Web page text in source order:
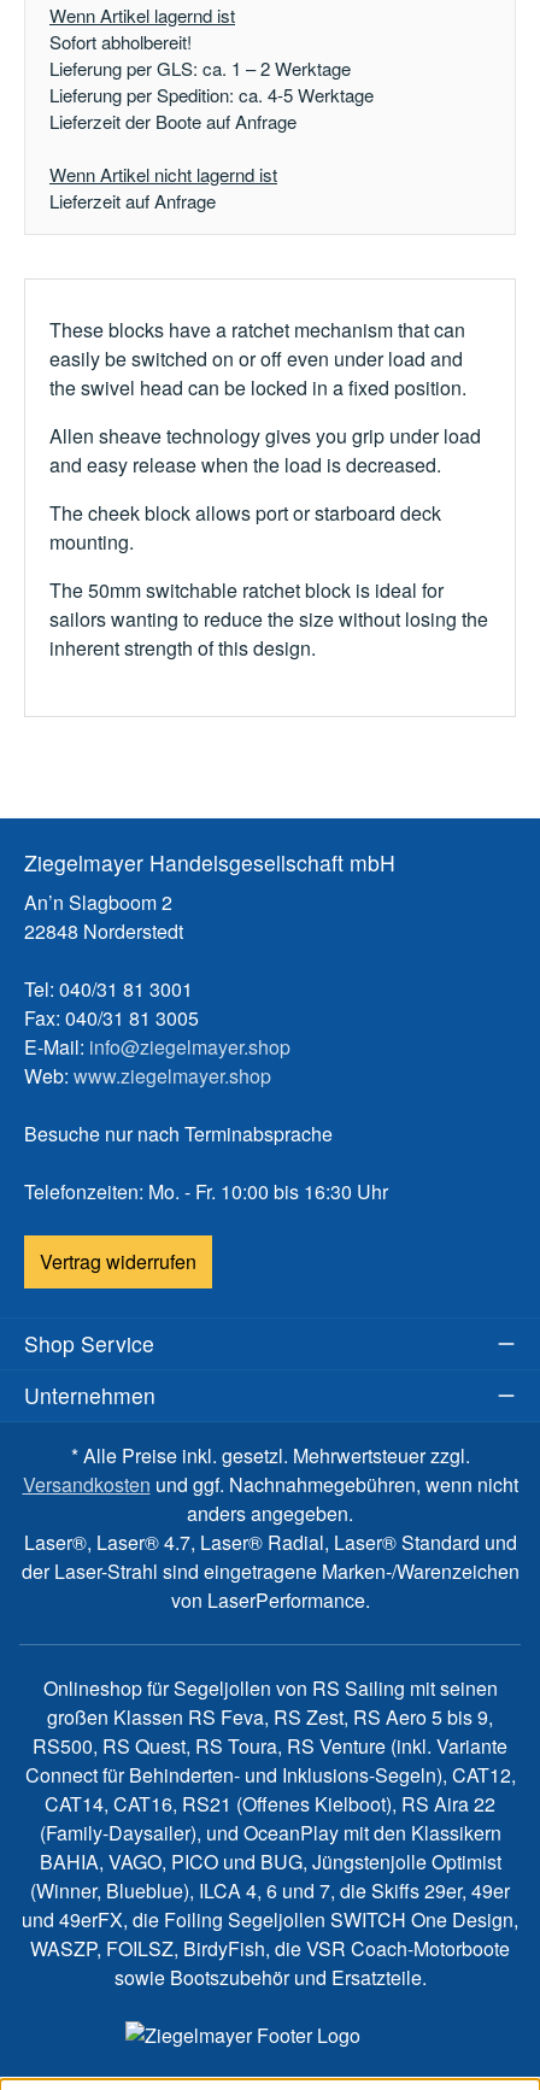
Wenn Artikel lagernd ist
Sofort abholbereit!
Lieferung per GLS: ca. 1 – 2 Werktage
Lieferung per Spedition: ca. 4-5 Werktage
Lieferzeit der Boote auf Anfrage
Wenn Artikel nicht lagernd ist
Lieferzeit auf Anfrage
These blocks have a ratchet mechanism that can
easily be switched on or off even under load and
the swivel head can be locked in a fixed position.
Allen sheave technology gives you grip under load
and easy release when the load is decreased.
The cheek block allows port or starboard deck
mounting.
The 50mm switchable ratchet block is ideal for
sailors wanting to reduce the size without losing the
inherent strength of this design.
Ziegelmayer Handelsgesellschaft mbH
An’n Slagboom 2
22848 Norderstedt
Tel: 040/31 81 3001
Fax: 040/31 81 3005
E-Mail: info@ziegelmayer.shop
Web: www.ziegelmayer.shop
Besuche nur nach Terminabsprache
Telefonzeiten: Mo. - Fr. 10:00 bis 16:30 Uhr
Vertrag widerrufen
Shop Service
Unternehmen
* Alle Preise inkl. gesetzl. Mehrwertsteuer zzgl.
Versandkosten und ggf. Nachnahmegebühren, wenn nicht
anders angegeben.
Laser®, Laser® 4.7, Laser® Radial, Laser® Standard und
der Laser-Strahl sind eingetragene Marken-/Warenzeichen
von LaserPerformance.
Onlineshop für Segeljollen von RS Sailing mit seinen
großen Klassen RS Feva, RS Zest, RS Aero 5 bis 9,
RS500, RS Quest, RS Toura, RS Venture (inkl. Variante
Connect für Behinderten- und Inklusions-Segeln), CAT12,
CAT14, CAT16, RS21 (Offenes Kielboot), RS Aira 22
(Family-Daysailer), und OceanPlay mit den Klassikern
BAHIA, VAGO, PICO und BUG, Jüngstenjolle Optimist
(Winner, Blueblue), ILCA 4, 6 und 7, die Skiffs 29er, 49er
und 49erFX, die Foiling Segeljollen SWITCH One Design,
WASZP, FOILSZ, BirdyFish, die VSR Coach-Motorboote
sowie Bootszubehör und Ersatzteile.